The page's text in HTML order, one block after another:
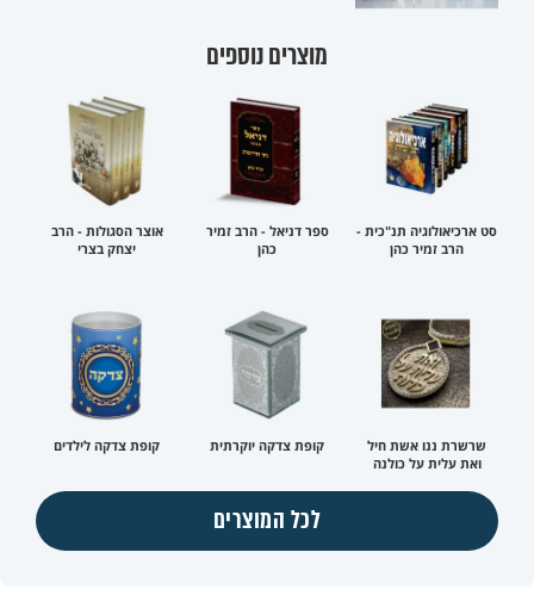
מוצרים נוספים
סט ארכיאולוגיה תנ"כית -
הרב זמיר כהן
ספר דניאל - הרב זמיר
כהן
אוצר הסגולות - הרב
יצחק בצרי
שרשרת ננו אשת חיל
ואת עלית על כולנה
קופת צדקה יוקרתית קופת צדקה לילדים
לכל המוצרים